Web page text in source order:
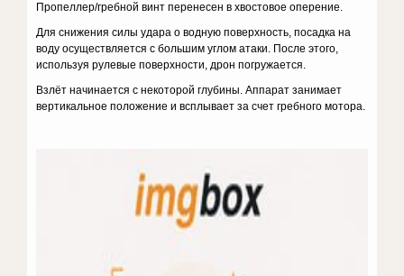
Пропеллер/гребной винт перенесен в хвостовое оперение.
Для снижения силы удара о водную поверхность, посадка на
воду осуществляется с большим углом атаки. После этого,
используя рулевые поверхности, дрон погружается.
Взлёт начинается с некоторой глубины. Аппарат занимает
вертикальное положение и всплывает за счет гребного мотора.